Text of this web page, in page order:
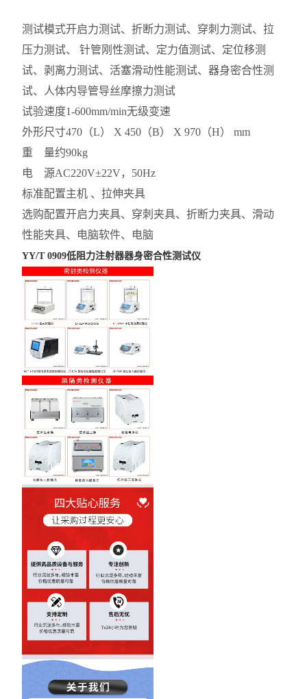
测试模式开启力测试、折断力测试、穿刺力测试、拉
压力测试、 针管刚性测试、定力值测试、定位移测
试、剥离力测试、活塞滑动性能测试、器身密合性测
试、人体内导管导丝摩擦力测试
试验速度1-600mm/min无级变速
外形尺寸470（L） X 450（B） X 970（H） mm
重 量约90kg
电 源AC220V±22V，50Hz
标准配置主机 、拉伸夹具
选购配置开启力夹具、穿刺夹具、折断力夹具、滑动
性能夹具、电脑软件、电脑
YY/T 0909低阻力注射器器身密合性测试仪